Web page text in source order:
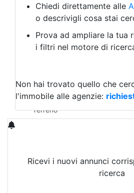
Albergo
Laboratorio Artigianale
Negozio/locale commerciale
Agriturismo
Magazzini
Qualsiasi
Terreno edificabile
Terreno
Chiedi direttamente alle
o descrivigli cosa stai
Prova ad ampliare la tua
i filtri nel motore di
Non hai trovato quello che
l'immobile alle agenzie:
Ricevi i nuovi annunci
ricerca